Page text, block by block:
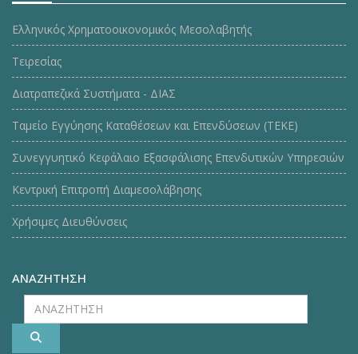
Ελληνικός Χρηματοοικονομικός Μεσολαβητής
Τειρεσίας
Διατραπεζικά Συστήματα - ΔΙΑΣ
Ταμείο Εγγύησης Καταθέσεων και Επενδύσεων (ΤΕΚE)
Συνεγγυητικό Κεφάλαιο Εξασφάλισης Επενδυτικών Υπηρεσιών
Κεντρική Επιτροπή Διαμεσολάβησης
Χρήσιμες Διευθύνσεις
ΑΝΑΖΗΤΗΣΗ
ΑΝΑΖΗΤΗΣΗ